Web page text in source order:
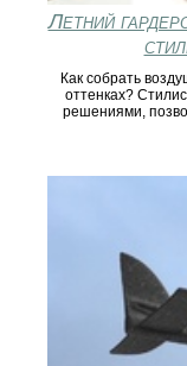
Летний
Как собрать
оттенках?
решениями,